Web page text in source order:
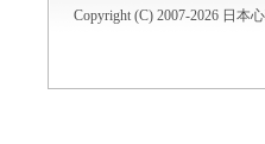
Copyright (C) 2007-2026 日本